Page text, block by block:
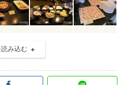
み込む